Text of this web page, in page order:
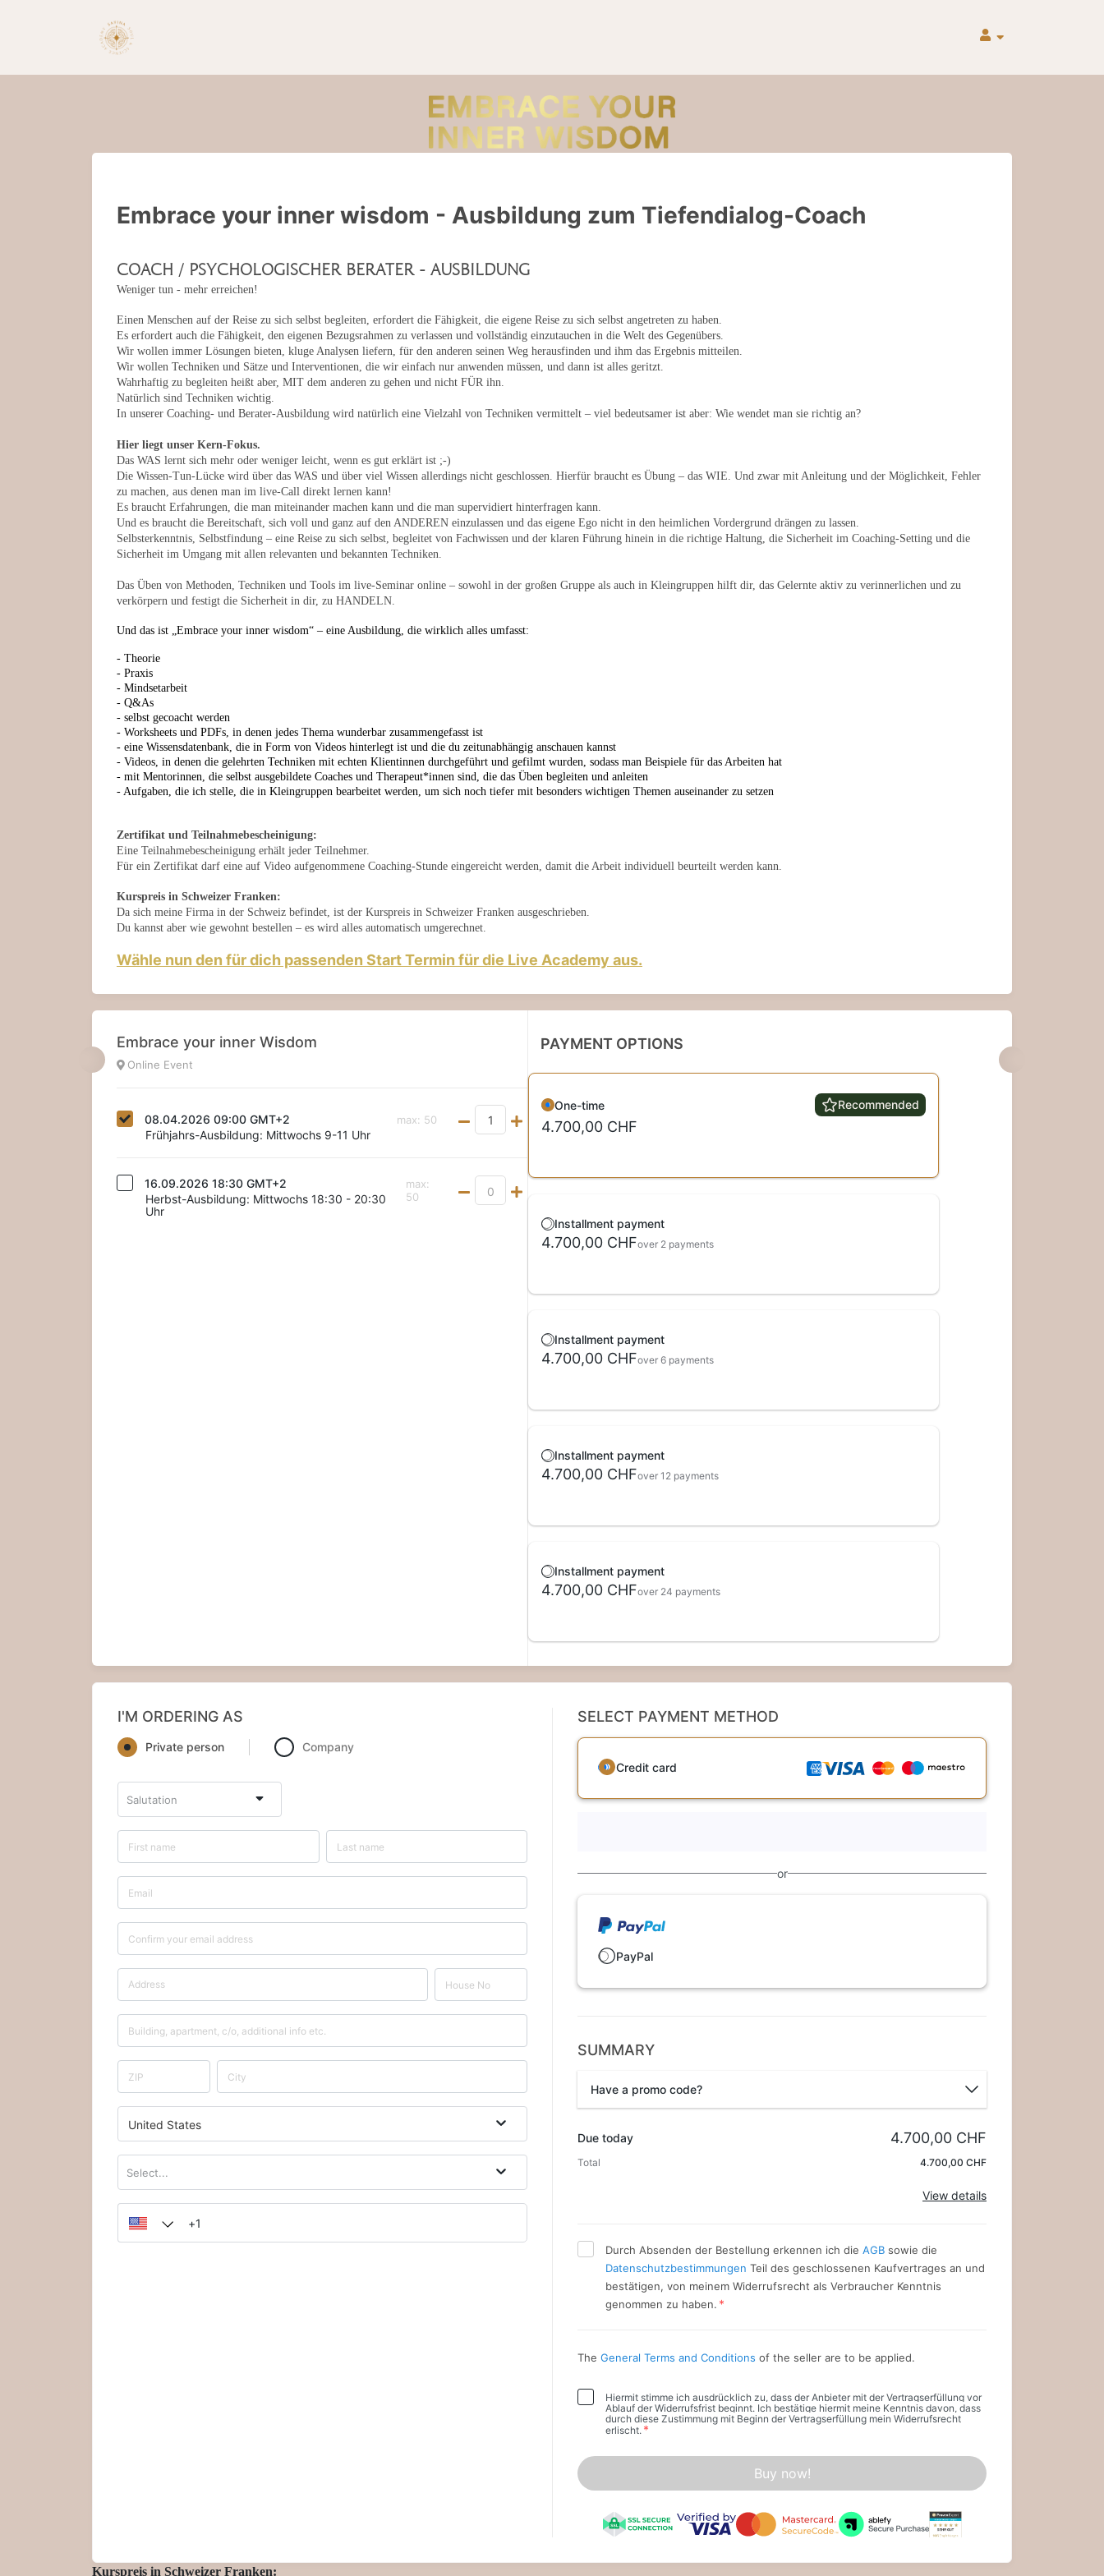
Embrace your inner wisdom - Ausbildung zum Tiefendialog-Coach
Coach / Psychologischer Berater - Ausbildung
Weniger tun - mehr erreichen!
Einen Menschen auf der Reise zu sich selbst begleiten, erfordert die Fähigkeit, die eigene Reise zu sich selbst angetreten zu haben.
Es erfordert auch die Fähigkeit, den eigenen Bezugsrahmen zu verlassen und vollständig einzutauchen in die Welt des Gegenübers.
Wir wollen immer Lösungen bieten, kluge Analysen liefern, für den anderen seinen Weg herausfinden und ihm das Ergebnis mitteilen.
Wir wollen Techniken und Sätze und Interventionen, die wir einfach nur anwenden müssen, und dann ist alles geritzt.
Wahrhaftig zu begleiten heißt aber, MIT dem anderen zu gehen und nicht FÜR ihn.
Natürlich sind Techniken wichtig.
In unserer Coaching- und Berater-Ausbildung wird natürlich eine Vielzahl von Techniken vermittelt – viel bedeutsamer ist aber: Wie wendet man sie richtig an?
Hier liegt unser Kern-Fokus.
Das WAS lernt sich mehr oder weniger leicht, wenn es gut erklärt ist ;-)
Die Wissen-Tun-Lücke wird über das WAS und über viel Wissen allerdings nicht geschlossen. Hierfür braucht es Übung – das WIE. Und zwar mit Anleitung und der Möglichkeit, Fehler
zu machen, aus denen man im live-Call direkt lernen kann!
Es braucht Erfahrungen, die man miteinander machen kann und die man supervidiert hinterfragen kann.
Und es braucht die Bereitschaft, sich voll und ganz auf den ANDEREN einzulassen und das eigene Ego nicht in den heimlichen Vordergrund drängen zu lassen.
Selbsterkenntnis, Selbstfindung – eine Reise zu sich selbst, begleitet von Fachwissen und der klaren Führung hinein in die richtige Haltung, die Sicherheit im Coaching-Setting und die
Sicherheit im Umgang mit allen relevanten und bekannten Techniken.
Das Üben von Methoden, Techniken und Tools im live-Seminar online – sowohl in der großen Gruppe als auch in Kleingruppen hilft dir, das Gelernte aktiv zu verinnerlichen und zu
verkörpern und festigt die Sicherheit in dir, zu HANDELN.
Und das ist „Embrace your inner wisdom“ – eine Ausbildung, die wirklich alles umfasst:
- Theorie
- Praxis
- Mindsetarbeit
- Q&As
- selbst gecoacht werden
- Worksheets und PDFs, in denen jedes Thema wunderbar zusammengefasst ist
- eine Wissensdatenbank, die in Form von Videos hinterlegt ist und die du zeitunabhängig anschauen kannst
- Videos, in denen die gelehrten Techniken mit echten Klientinnen durchgeführt und gefilmt wurden, sodass man Beispiele für das Arbeiten hat
- mit Mentorinnen, die selbst ausgebildete Coaches und Therapeut*innen sind, die das Üben begleiten und anleiten
- Aufgaben, die ich stelle, die in Kleingruppen bearbeitet werden, um sich noch tiefer mit besonders wichtigen Themen auseinander zu setzen
Zertifikat und Teilnahmebescheinigung:
Eine Teilnahmebescheinigung erhält jeder Teilnehmer.
Für ein Zertifikat darf eine auf Video aufgenommene Coaching-Stunde eingereicht werden, damit die Arbeit individuell beurteilt werden kann.
Kurspreis in Schweizer Franken:
Da sich meine Firma in der Schweiz befindet, ist der Kurspreis in Schweizer Franken ausgeschrieben.
Du kannst aber wie gewohnt bestellen – es wird alles automatisch umgerechnet.
Wähle nun den für dich passenden Start Termin für die Live Academy aus.
Embrace your inner Wisdom
Online Event
08.04.2026 09:00 GMT+2
Frühjahrs-Ausbildung: Mittwochs 9-11 Uhr
max: 50
16.09.2026 18:30 GMT+2
Herbst-Ausbildung: Mittwochs 18:30 - 20:30
Uhr
max:
50
PAYMENT OPTIONS
One-time Recommended
4.700,00 CHF
Installment payment
4.700,00 CHFover 2 payments
Installment payment
4.700,00 CHFover 6 payments
Installment payment
4.700,00 CHFover 12 payments
Installment payment
4.700,00 CHFover 24 payments
I'M ORDERING AS
Private person Company
Salutation
United States
Select...
SELECT PAYMENT METHOD
Credit card
or
PayPal
SUMMARY
Have a promo code?
Apply
Due today 4.700,00 CHF
Total 4.700,00 CHF
View details
Durch Absenden der Bestellung erkennen ich die AGB sowie die
Datenschutzbestimmungen Teil des geschlossenen Kaufvertrages an und
bestätigen, von meinem Widerrufsrecht als Verbraucher Kenntnis
genommen zu haben. *
The General Terms and Conditions of the seller are to be applied.
Hiermit stimme ich ausdrücklich zu, dass der Anbieter mit der Vertragserfüllung vor
Ablauf der Widerrufsfrist beginnt. Ich bestätige hiermit meine Kenntnis davon, dass
durch diese Zustimmung mit Beginn der Vertragserfüllung mein Widerrufsrecht
erlischt. *
Buy now!
Kurspreis in Schweizer Franken: